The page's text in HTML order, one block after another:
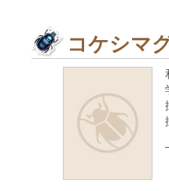
コケシマ